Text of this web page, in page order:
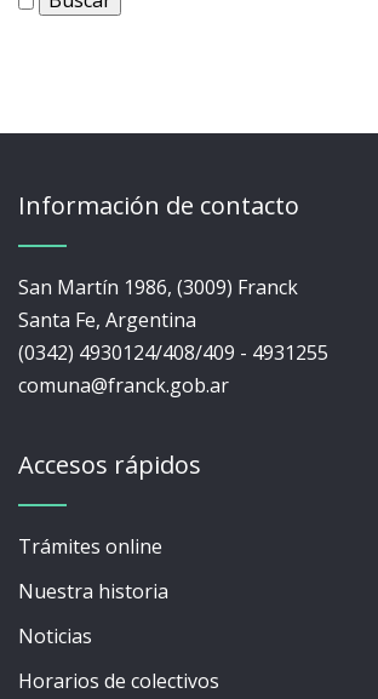
Información de contacto
San Martín 1986, (3009) Franck
Santa Fe, Argentina
(0342) 4930124/408/409 - 4931255
comuna@franck.gob.ar
Accesos rápidos
Trámites online
Nuestra historia
Noticias
Horarios de colectivos